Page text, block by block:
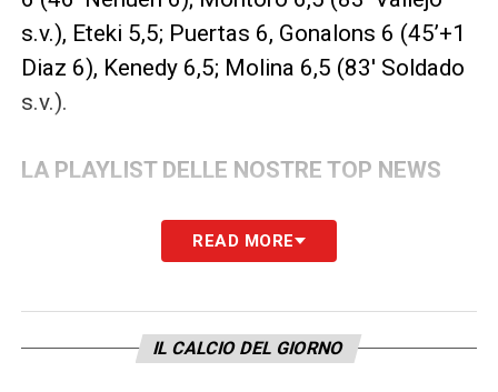
s.v.), Eteki 5,5; Puertas 6, Gonalons 6 (45’+1
Diaz 6), Kenedy 6,5; Molina 6,5 (83′ Soldado
s.v.).
LA PLAYLIST DELLE NOSTRE TOP NEWS
READ MORE
IL CALCIO DEL GIORNO